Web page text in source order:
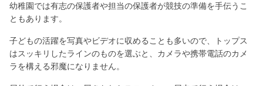
幼稚園では有志の保護者や担当の保護者が競技の準備を手伝うこ
ともあります。
子どもの活躍を写真やビデオに収めることも多いので、トップス
はスッキリしたラインのものを選ぶと、カメラや携帯電話のカメ
ラを構える邪魔になりません。